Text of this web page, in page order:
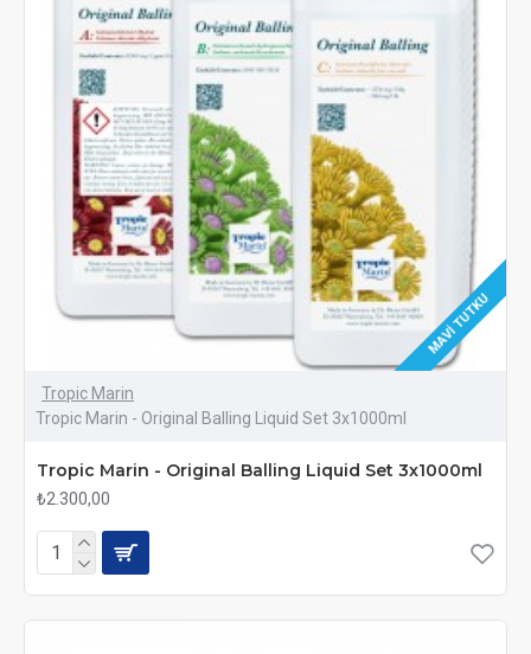
MAVI TUTKU
Tropic Marin
Tropic Marin - Original Balling Liquid Set 3x1000ml
Tropic Marin - Original Balling Liquid Set 3x1000ml
₺2.300,00